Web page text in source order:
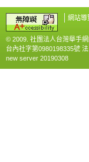
網站導
© 2009. 社團法人台灣舉手
台內社字第0980198335號
new server 20190308